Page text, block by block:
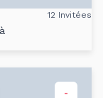
12 Invitées
-